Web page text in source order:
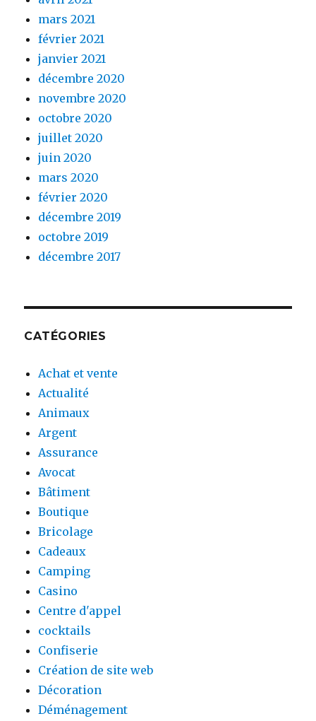
mars 2021
février 2021
janvier 2021
décembre 2020
novembre 2020
octobre 2020
juillet 2020
juin 2020
mars 2020
février 2020
décembre 2019
octobre 2019
décembre 2017
CATÉGORIES
Achat et vente
Actualité
Animaux
Argent
Assurance
Avocat
Bâtiment
Boutique
Bricolage
Cadeaux
Camping
Casino
Centre d'appel
cocktails
Confiserie
Création de site web
Décoration
Déménagement